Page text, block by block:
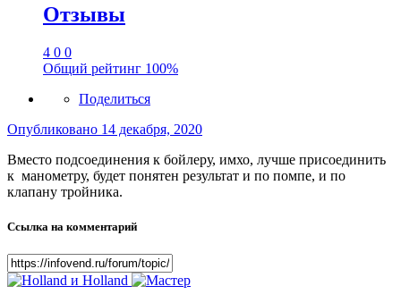
Отзывы
4 0 0
Общий рейтинг 100%
Поделиться
Опубликовано 14 декабря, 2020
Вместо подсоединения к бойлеру, имхо, лучше присоединить
к манометру, будет понятен результат и по помпе, и по
клапану тройника.
Ссылка на комментарий